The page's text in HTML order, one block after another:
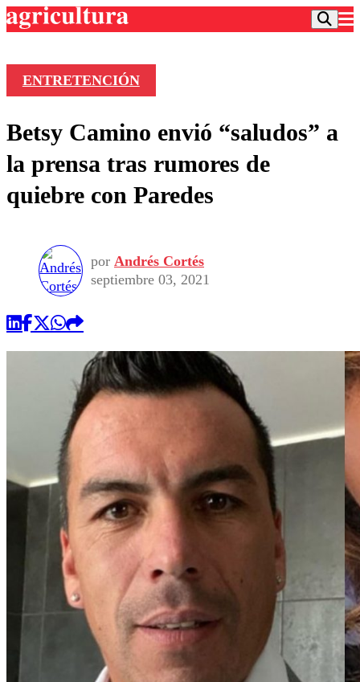
Frecuencias
Agricultura TV
Deportes
Colo Colo
Seleccion Chilena
Torneo Internacional
Entretención
Economía
Internacional
Publicaciones en medios
Opinión
ENTRETENCIÓN
Betsy Camino envió “saludos” a
la prensa tras rumores de
quiebre con Paredes
por Andrés Cortés
septiembre 03, 2021